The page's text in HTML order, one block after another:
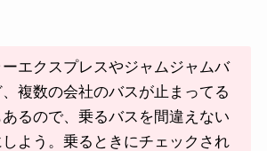
ーエクスプレスやジャムジャムバ
複数の会社のバスが止まってる
あるので、乗るバスを間違えない
しよう。乗るときにチェックされ